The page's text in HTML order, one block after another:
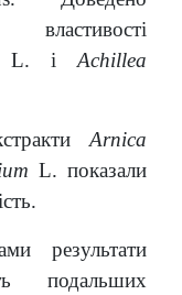
властивості
L. іAchillea
Arnica
L. показали
результати
подальших